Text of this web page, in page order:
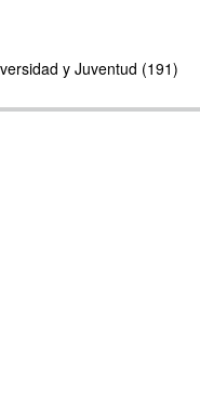
y Juventud (191)